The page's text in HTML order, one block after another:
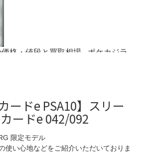
ドe PSA10】スリー
ードe 042/092
限定モデル
使い心地などをご紹介いただいておりま